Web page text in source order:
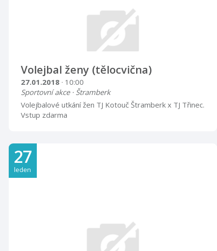
Volejbal ženy (tělocvična)
27.01.2018 · 10:00
Sportovní akce · Štramberk
Volejbalové utkání žen TJ Kotouč Štramberk x TJ Třinec.
Vstup zdarma
27
leden